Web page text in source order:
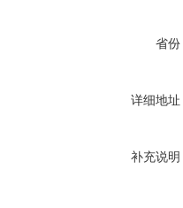
省份
详细地址
补充说明